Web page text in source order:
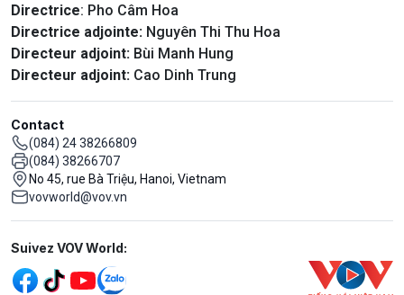
Directrice: Pho Câm Hoa
Directrice adjointe: Nguyên Thi Thu Hoa
Directeur adjoint: Bùi Manh Hung
Directeur adjoint: Cao Dinh Trung
Contact
(084) 24 38266809
(084) 38266707
No 45, rue Bà Triệu, Hanoi, Vietnam
vovworld@vov.vn
Mạng xã hội
Suivez VOV World: